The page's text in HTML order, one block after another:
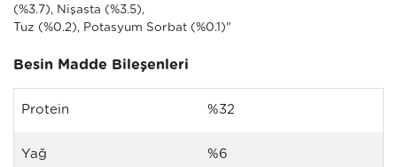
(%3.7), Nişasta (%3.5),
Tuz (%0.2), Potasyum Sorbat (%0.1)"
Besin Madde Bileşenleri
Protein %32
Yağ %6